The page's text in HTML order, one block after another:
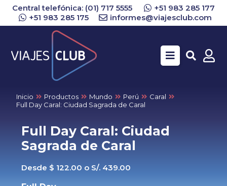
Central telefónica: (01) 717 5555
+51 983 285 177
+51 983 285 175
informes@viajesclub.com
Inicio Productos Mundo Perú
Caral
Full Day Caral: Ciudad Sagrada de Caral
Full Day Caral: Ciudad
Sagrada de Caral
Desde $ 122.00 o S/. 439.00